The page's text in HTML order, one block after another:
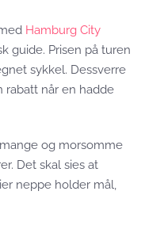
Hamburg City
guide. Prisen på turen
sykkel. Dessverre
rabatt når en hadde
og morsomme
Det skal sies at
neppe holder mål,